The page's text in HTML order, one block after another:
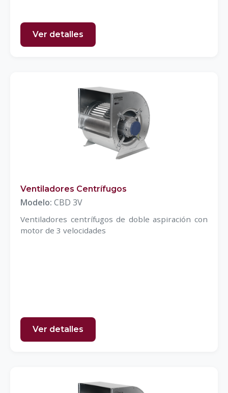
Ver detalles
Ventiladores Centrífugos
Modelo: CBD 3V
Ventiladores centrífugos de doble aspiración con
motor de 3 velocidades
Ver detalles